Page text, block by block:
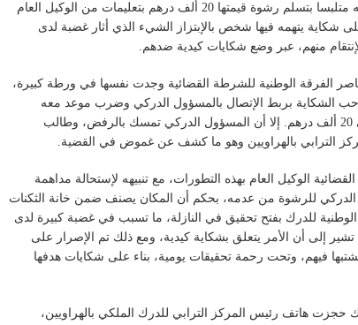
الفرقة الوطنية للشرطة القضائية لضبطه متلبسا بتسلم رشوة قيمتها 20 ألف درهم بتعليمات من الوكيل العام
شكاية يتهمه فيها شخص بالإبتزاز الشيء الذي أثار غضبة لدى
منهم، عبر وضع شكايات كيدية ضدهم.
الفرقة الوطنية للشرطة القضائية وجدت نفسها في ورطة كبيرة،
الشكاية بربط الإتصال بالمسؤول الدركي وضرب موعد معه
بفضاء عام لتسليمه الرشوة المحددة في 20 ألف درهم. إلا أن المسؤول الدركي تمسك بالرفض، وطالب
الترابي بالهراويين وهو ما كشف عن غموض في القضية.
الوكيل العام بهذه التطورات، مع تنبيهه لإستحالة مداهمة
للرشوة من عدمه، بحكم أن المكان يصنف ضمن خانة الثكنات
الوطنية للدرك بفتح تحقيق في النازلة، ما تسبب في غضبة كبيرة لدى
إلى أن الأمر يتعلق بشكاية كيدية، ومع ذلك تم الإصرار على
فيهم، وتحت رحمة تحقيقات يومية، بناء على شكايات هدفها
هاتف رئيس المركز الترابي للدرك الملكي بالهراويين،